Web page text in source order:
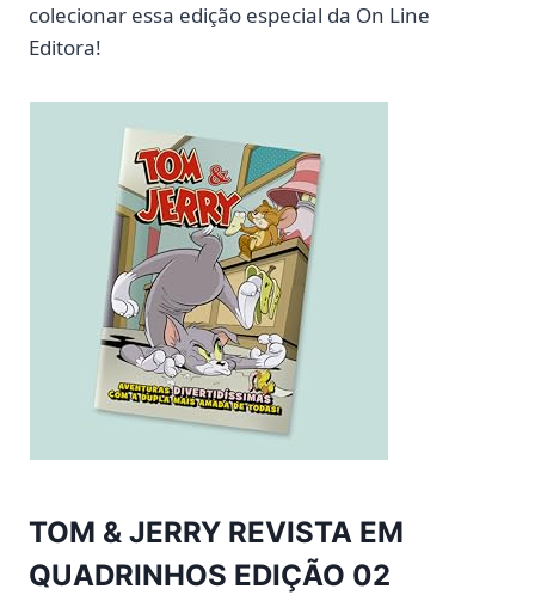
colecionar essa edição especial da On Line
Editora!
TOM & JERRY REVISTA EM
QUADRINHOS EDIÇÃO 02